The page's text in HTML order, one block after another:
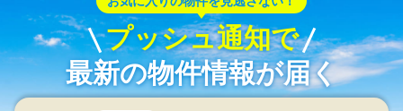
プッシュ通知で
最新の物件情報が届く